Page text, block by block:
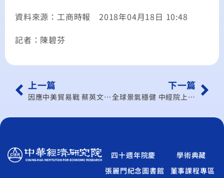
資料來源：工商時報 2018年04月18日 10:48
記者：陳碧芬
上一篇
因應中美貿易戰 蔡英文：加快產業轉型
下一篇
全球景氣穩健 中經院上修今年經濟成長至2.47%
四十週年院慶
學術典藏
張麗門紀念圖書館
董事課程專區